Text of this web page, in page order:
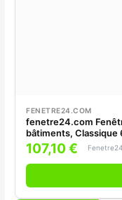
FENETRE24.COM
fenetre24.com
bâtiments, Classique
510 mm
107,10 €